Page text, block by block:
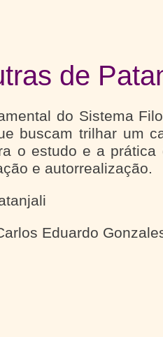
de
do Sistema
buscam trilhar um
o estudo e a
e autorrealização.
Eduardo